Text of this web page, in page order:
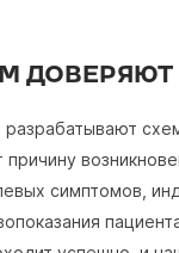
ДОВЕРЯЮТ
симптомов,